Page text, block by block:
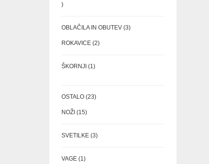
3
OBLAČILA IN OBUTEV 33
ROKAVICE 22
ŠKORNJI 11
OSTALO 2323
NOŽI
1515
SVETILKE 33
VAGE 11